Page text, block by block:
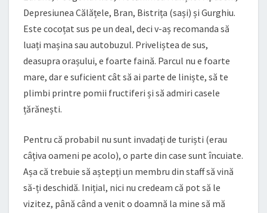
Depresiunea Călățele, Bran, Bistrița (sași) și Gurghiu.
Este cocoțat sus pe un deal, deci v-aș recomanda să
luați mașina sau autobuzul. Priveliștea de sus,
deasupra orașului, e foarte faină. Parcul nu e foarte
mare, dar e suficient cât să ai parte de liniște, să te
plimbi printre pomii fructiferi și să admiri casele
țărănești.
Pentru că probabil nu sunt invadați de turiști (erau
câțiva oameni pe acolo), o parte din case sunt încuiate.
Așa că trebuie să aștepți un membru din staff să vină
să-ți deschidă. Inițial, nici nu credeam că pot să le
vizitez, până când a venit o doamnă la mine să mă